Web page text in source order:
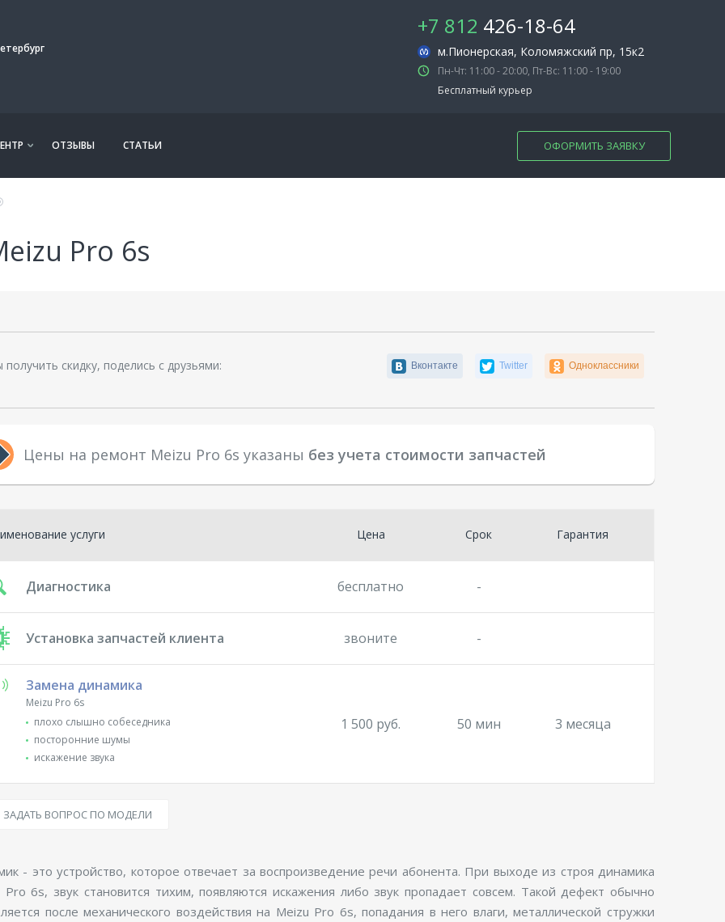
+7 812 426-18-64
м.Пионерская, Коломяжский пр, 15к2
Пн-Чт: 11:00 - 20:00, Пт-Вс: 11:00 - 19:00
Бесплатный курьер
ОТЗЫВЫ СТАТЬИ ОФОРМИТЬ ЗАЯВКУ
Pro 6s
скидку, поделись с друзьями: Вконтакте Twitter Одноклассники
Цены на ремонт Meizu Pro 6s указаны без учета стоимости запчастей
услуги Цена Срок Гарантия
Диагностика бесплатно -
Установка запчастей клиента звоните -
Замена динамика
Meizu Pro 6s
плохо слышно собеседника
посторонние шумы
искажение звука
1 500 руб. 50 мин 3 месяца
ЗАДАТЬ ВОПРОС ПО МОДЕЛИ
- это устройство, которое отвечает за воспроизведение речи абонента. При выходе из строя динамика
Pro 6s, звук становится тихим, появляются искажения либо звук пропадает совсем. Такой дефект обычно
после механического воздействия на Meizu Pro 6s, попадания в него влаги, металлической стружки